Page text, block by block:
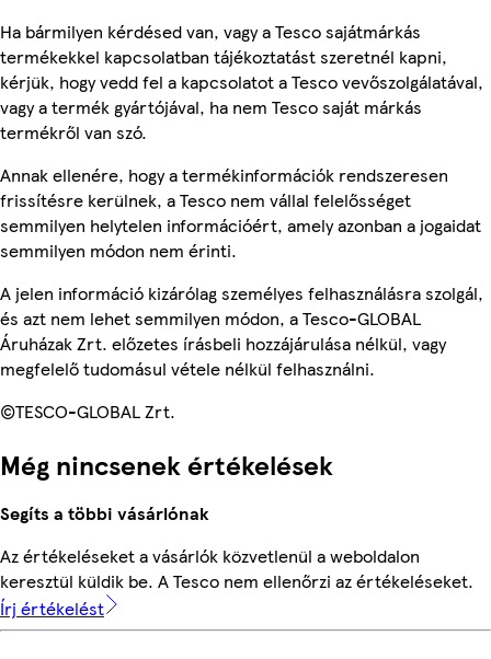
Ha bármilyen kérdésed van, vagy a Tesco sajátmárkás
termékekkel kapcsolatban tájékoztatást szeretnél kapni,
kérjük, hogy vedd fel a kapcsolatot a Tesco vevőszolgálatával,
vagy a termék gyártójával, ha nem Tesco saját márkás
termékről van szó.
Annak ellenére, hogy a termékinformációk rendszeresen
frissítésre kerülnek, a Tesco nem vállal felelősséget
semmilyen helytelen információért, amely azonban a jogaidat
semmilyen módon nem érinti.
A jelen információ kizárólag személyes felhasználásra szolgál,
és azt nem lehet semmilyen módon, a Tesco-GLOBAL
Áruházak Zrt. előzetes írásbeli hozzájárulása nélkül, vagy
megfelelő tudomásul vétele nélkül felhasználni.
©TESCO-GLOBAL Zrt.
Még nincsenek értékelések
Segíts a többi vásárlónak
Az értékeléseket a vásárlók közvetlenül a weboldalon
keresztül küldik be. A Tesco nem ellenőrzi az értékeléseket.
Írj értékelést